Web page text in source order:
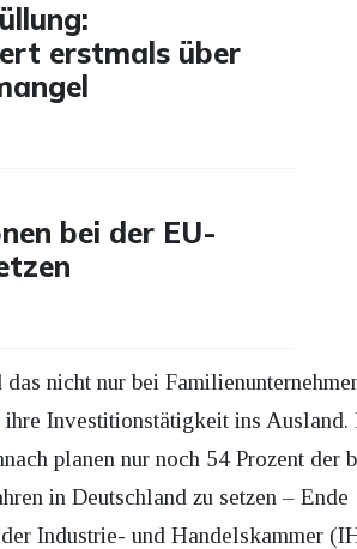
erstmals über
bei der EU-
nicht nur bei
Investitionstätigkeit ins
planen nur noch 54 Prozent der
in Deutschland zu setzen – Ende
Industrie- und Handelskammer